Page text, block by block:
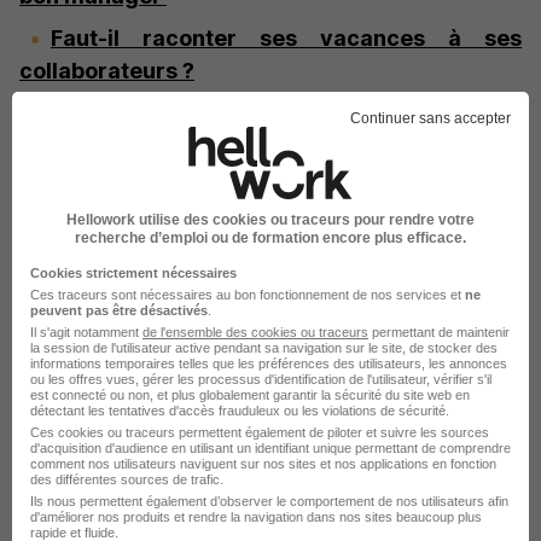
Faut-il raconter ses vacances à ses
collaborateurs ?
Crédit photo : Istock kzenon
Partager l’article
Facebook X Linkedin
Les sujets liés
MANAGEMENT
Continuer sans accepter
Hellowork utilise des cookies ou traceurs pour rendre votre
recherche d’emploi ou de formation encore plus efficace.
Cookies strictement nécessaires
Ces traceurs sont nécessaires au bon fonctionnement de nos services et ne
peuvent pas être désactivés
Il s'agit notamment de l'ensemble des cookies ou traceurs permettant de maintenir
la session de l'utilisateur active pendant sa navigation sur le site, de stocker des
informations temporaires telles que les préférences des utilisateurs, les annonces
ou les offres vues, gérer les processus d'identification de l'utilisateur, vérifier s'il
est connecté ou non, et plus globalement garantir la sécurité du site web en
détectant les tentatives d'accès frauduleux ou les violations de sécurité.
Ces cookies ou traceurs permettent également de piloter et suivre les sources
d'acquisition d'audience en utilisant un identifiant unique permettant de comprendre
comment nos utilisateurs naviguent sur nos sites et nos applications en fonction
des différentes sources de trafic.
Ils nous permettent également d’observer le comportement de nos utilisateurs afin
d'améliorer nos produits et rendre la navigation dans nos sites beaucoup plus
rapide et fluide.